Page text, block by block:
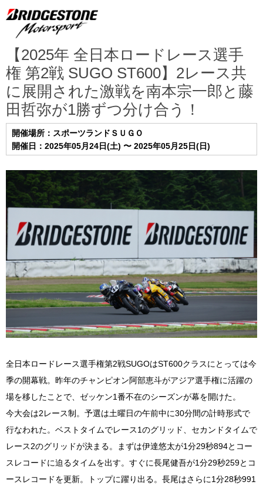
【2025年 全日本ロードレース選手
権 第2戦 SUGO ST600】2レース共
に展開された激戦を南本宗一郎と藤
田哲弥が1勝ずつ分け合う！
開催場所：スポーツランドＳＵＧＯ
開催日：2025年05月24日(土) 〜 2025年05月25日(日)
全日本ロードレース選手権第2戦SUGOはST600クラスにとっては今
季の開幕戦。昨年のチャンピオン阿部恵斗がアジア選手権に活躍の
場を移したことで、ゼッケン1番不在のシーズンが幕を開けた。
今大会は2レース制。予選は土曜日の午前中に30分間の計時形式で
行なわれた。ベストタイムでレース1のグリッド、セカンドタイムで
レース2のグリッドが決まる。まずは伊達悠太が1分29秒894とコー
スレコードに迫るタイムを出す。すぐに長尾健吾が1分29秒259とコ
ースレコードを更新。トップに躍り出る。長尾はさらに1分28秒991